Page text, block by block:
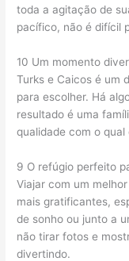
toda a agitação de
pacífico, não é difícil
10 Um momento
Turks e Caicos é um
para escolher. Há
resultado é uma
qualidade com o
9 O refúgio perfeito
Viajar com um
mais gratificantes,
de sonho ou junto a
não tirar fotos e
divertindo.